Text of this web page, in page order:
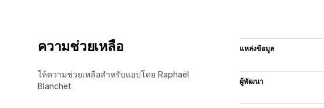
ความช่วยเหลือ
ให้ความช่วยเหลือสำหรับแอปโดย Raphaël
Blanchet
แหล่งข้อมูล
ผู้พัฒนา